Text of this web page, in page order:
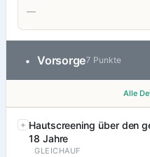
—
• Vorsorge7 Punkte
Alle
Hautscreening über den
18 Jahre
GLEICHAUF